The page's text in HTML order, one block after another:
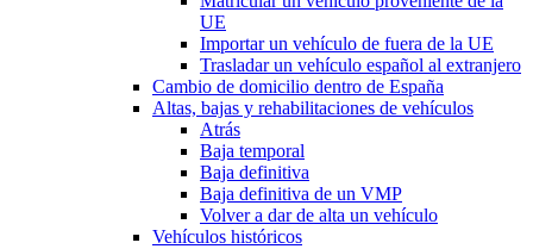
UE
Importar un vehículo de fuera de la UE
Trasladar un vehículo español al extranjero
Cambio de domicilio dentro de España
Altas, bajas y rehabilitaciones de vehículos
Atrás
Baja temporal
Baja definitiva
Baja definitiva de un VMP
Volver a dar de alta un vehículo
Vehículos históricos